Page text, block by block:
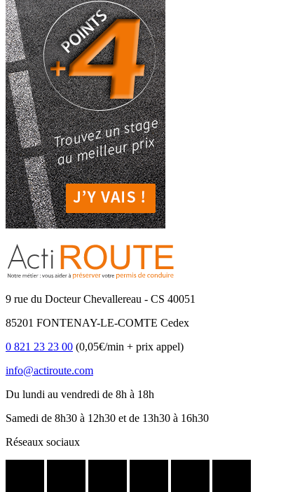
9 rue du Docteur Chevallereau - CS 40051
85201 FONTENAY-LE-COMTE Cedex
0 821 23 23 00 (0,05€/min + prix appel)
info@actiroute.com
Du lundi au vendredi de 8h à 18h
Samedi de 8h30 à 12h30 et de 13h30 à 16h30
Réseaux sociaux